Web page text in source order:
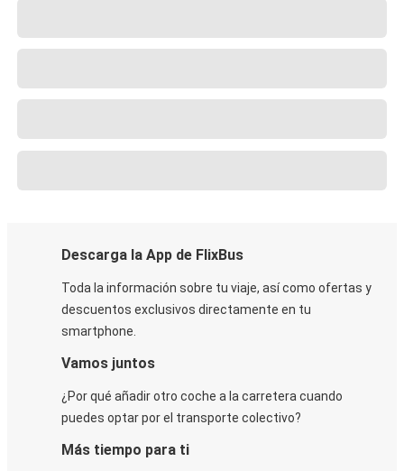
Descarga la App de FlixBus
Toda la información sobre tu viaje, así como ofertas y
descuentos exclusivos directamente en tu
smartphone.
Vamos juntos
¿Por qué añadir otro coche a la carretera cuando
puedes optar por el transporte colectivo?
Más tiempo para ti